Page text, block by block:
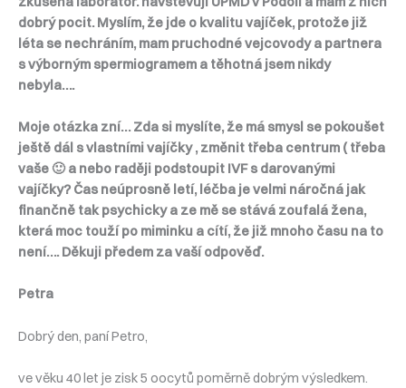
dobrý pocit. Myslím, že jde o kvalitu vajíček, protože již
léta se nechráním, mam pruchodné vejcovody a partnera
s výborným spermiogramem a těhotná jsem nikdy
nebyla….
Moje otázka zní… Zda si myslíte, že má smysl se pokoušet
ještě dál s vlastními vajíčky , změnit třeba centrum ( třeba
vaše 🙂 a nebo raději podstoupit IVF s darovanými
vajíčky? Čas neúprosně letí, léčba je velmi náročná jak
finančně tak psychicky a ze mě se stává zoufalá žena,
která moc touží po miminku a cítí, že již mnoho času na to
není…. Děkuji předem za vaší odpověď.
Petra
Dobrý den, paní Petro,
ve věku 40 let je zisk 5 oocytů poměrně dobrým výsledkem.